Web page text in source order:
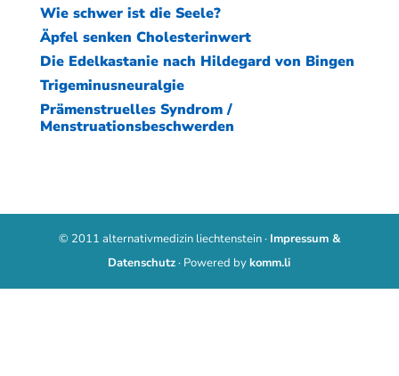
Wie schwer ist die Seele?
Äpfel senken Cholesterinwert
Die Edelkastanie nach Hildegard von Bingen
Trigeminusneuralgie
Prämenstruelles Syndrom /
Menstruationsbeschwerden
© 2011 alternativmedizin liechtenstein · Impressum &
Datenschutz· Powered bykomm.li